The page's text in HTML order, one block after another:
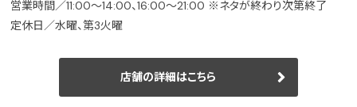
営業時間／11:00～14:00、16:00～21:00 ※ネタが終わり次第終了
定休日／水曜、第3火曜
店舗の詳細はこちら